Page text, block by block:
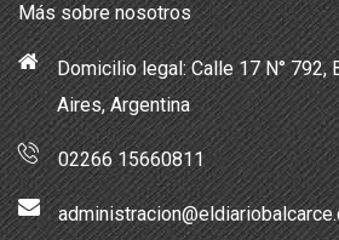
Más sobre nosotros
Domicilio legal: Calle 17 N° 792,
Aires, Argentina
02266 15660811